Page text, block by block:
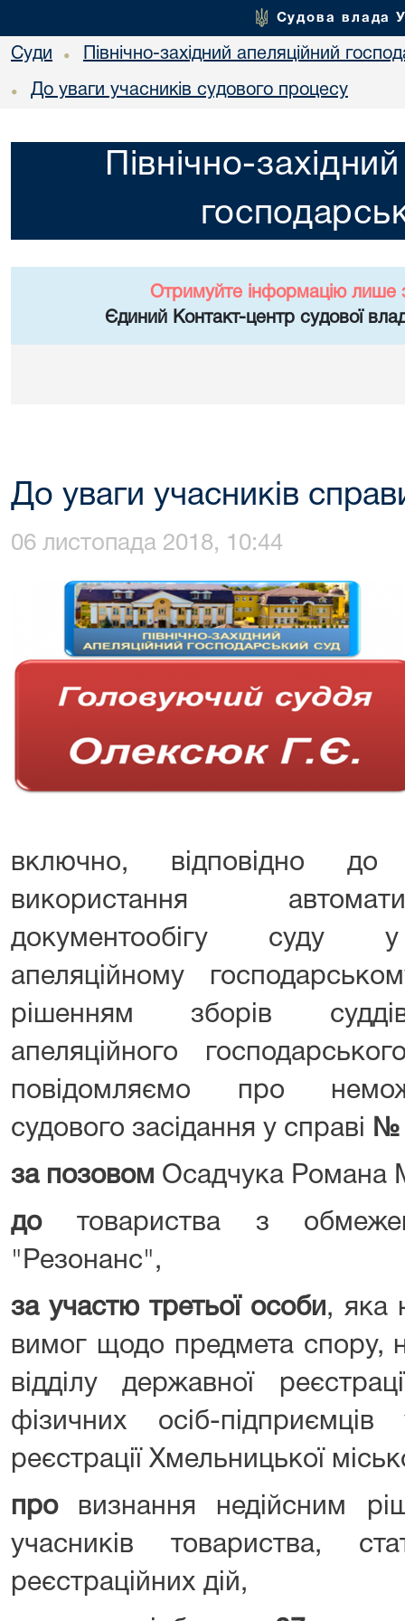
Судова влада
Суди • Північно-західний апеляційний
• До уваги учасників судового процесу
Північно-
Отримуйте інформацію лише
Єдиний Контакт-центр судової
До уваги учасників
06 листопада 2018, 10:44
включно, відповідно
використання
документообігу суду у
апеляційному
рішенням зборів суддів
апеляційного
повідомляємо про
судового засідання у справі №
за позовом Осадчука Романа
дотовариства з
"Резонанс",
за участю третьої особи , яка
вимог щодо предмета спору,
відділу державної
фізичних осіб-
реєстрації Хмельницької
провизнання недійсним
учасників товариства,
реєстраційних дій,